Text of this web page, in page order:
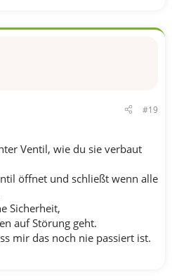
#19
Ventil, wie du sie verbaut
öffnet und schließt wenn alle
Sicherheit,
auf Störung geht.
mir das noch nie passiert ist.